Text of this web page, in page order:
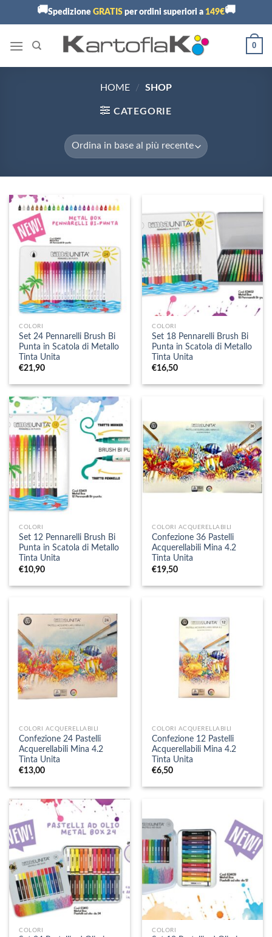
🚚Spedizione GRATISper ordini superiori a 149€🚚
0
HOME / SHOP
CATEGORIE
COLORI
Set 24 Pennarelli Brush Bi
Punta in Scatola di Metallo
Tinta Unita
€21,90
COLORI
Set 18 Pennarelli Brush Bi
Punta in Scatola di Metallo
Tinta Unita
€16,50
COLORI
Set 12 Pennarelli Brush Bi
Punta in Scatola di Metallo
Tinta Unita
€10,90
COLORI ACQUERELLABILI
Confezione 36 Pastelli
Acquerellabili Mina 4.2
Tinta Unita
€19,50
COLORI ACQUERELLABILI
Confezione 24 Pastelli
Acquerellabili Mina 4.2
Tinta Unita
€13,00
COLORI ACQUERELLABILI
Confezione 12 Pastelli
Acquerellabili Mina 4.2
Tinta Unita
€6,50
COLORI COLORI